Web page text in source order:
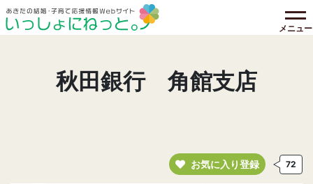
メニュー
秋田銀行 角館支店
お気に入り登録 72